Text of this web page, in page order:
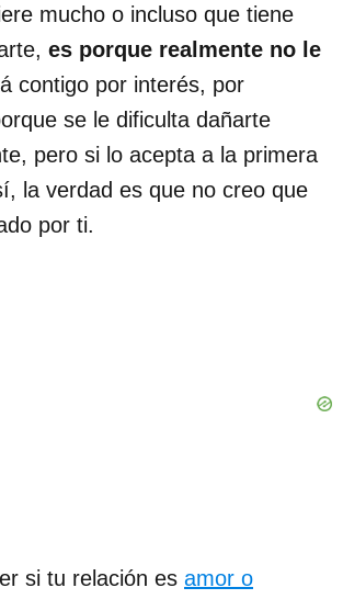
mucho o incluso que tiene
es porque realmente no le
contigo por interés, por
se le dificulta dañarte
pero si lo acepta a la primera
la verdad es que no creo que
por ti.
si tu relación es amor o